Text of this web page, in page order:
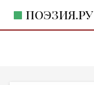
ПОЭЗИЯ.РУ